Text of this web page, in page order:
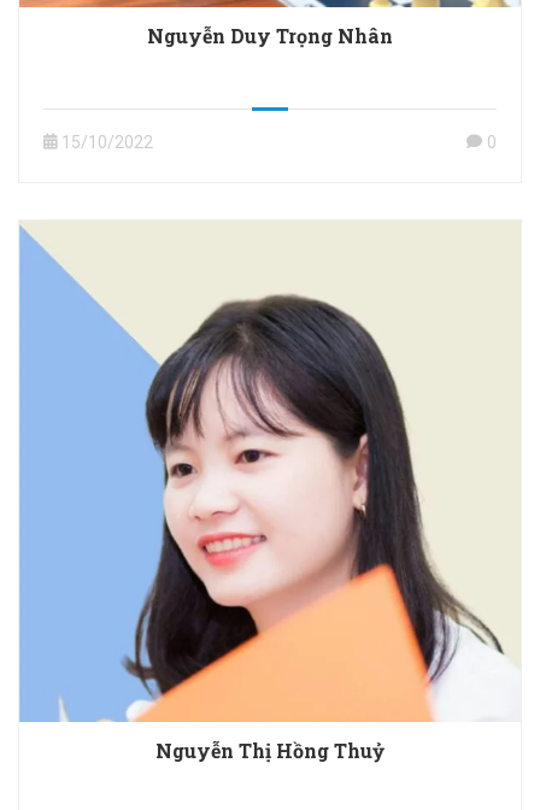
Nguyễn Duy Trọng Nhân
15/10/2022 0
Nguyễn Thị Hồng Thuỷ